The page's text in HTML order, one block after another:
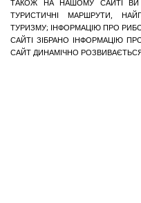
ТАКОЖ НА НАШОМУ САЙТІ
ТУРИСТИЧНІ МАРШРУТИ,
ТУРИЗМУ; ІНФОРМАЦІЮ ПРО
САЙТІ ЗІБРАНО ІНФОРМАЦІЮ
САЙТ ДИНАМІЧНО